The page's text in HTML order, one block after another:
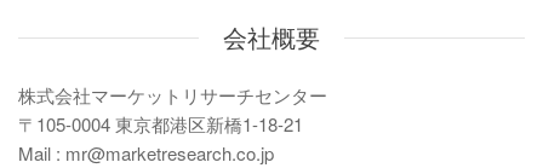
ン 会社概要
株式会社マーケットリサーチセンター
〒105-0004 東京都港区新橋1-18-21
Mail : mr@marketresearch.co.jp